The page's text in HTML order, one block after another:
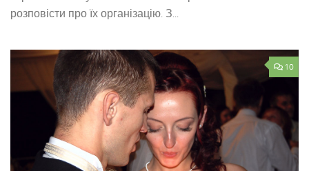
розповісти про їх організацію. З...
10